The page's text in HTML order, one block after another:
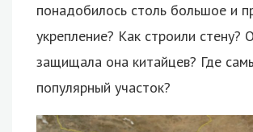
понадобилось столь большое и
укрепление? Как строили стену?
защищала она китайцев? Где
популярный участок?